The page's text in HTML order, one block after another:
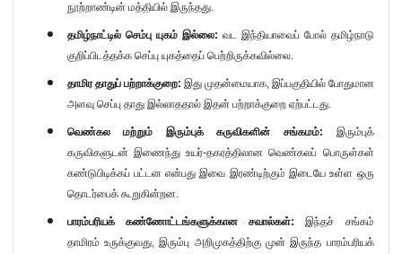
நூற்றாண்டின் மத்தியில் இருந்தது.
தமிழ்நாட்டில் செம்பு யுகம் இல்லை: வட இந்தியாவைப் போல் தமிழ்நாடு
குறிப்பிடத்தக்க செப்பு யுகத்தைப் பெற்றிருக்கவில்லை.
தாமிர தாதுப் பற்றாக்குறை: இது முதன்மையாக, இப்பகுதியில் போதுமான
அளவு செப்பு தாது இல்லாததால் இதன் பற்றாக்குறை ஏற்பட்டது.
வெண்கல மற்றும் இரும்புக் கருவிகளின் சங்கமம்: இரும்புக்
கருவிகளுடன் இணைந்து உயர்-தகரத்திலான வெண்கலப் பொருள்கள்
கண்டுபிடிக்கப் பட்டன என்பது இவை இரண்டிற்கும் இடையே உள்ள ஒரு
தொடர்பைக் கூறுகின்றன.
பாரம்பரியக் கண்ணோட்டங்களுக்கான சவால்கள்: இந்தச் சங்கம்
தாமிரம் உருக்குவது, இரும்பு அறிமுகத்திற்கு முன் இருந்த பாரம்பரியக்